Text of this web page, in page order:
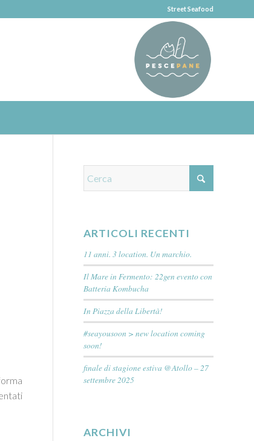
Street Seafood
ARTICOLI RECENTI
11 anni. 3 location. Un marchio.
Il Mare in Fermento: 22gen evento con
Batteria Kombucha
In Piazza della Libertà!
#seayousoon > new location coming
soon!
finale di stagione estiva @Atollo – 27
settembre 2025
ARCHIVI